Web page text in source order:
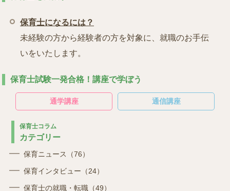
保育士になるには？
未経験の方から経験者の方を対象に、就職のお手伝
いをいたします。
保育士試験一発合格！講座で学ぼう
通学講座 通信講座
保育士コラム
カテゴリー
保育ニュース（76）
保育インタビュー（24）
保育士の就職・転職（49）